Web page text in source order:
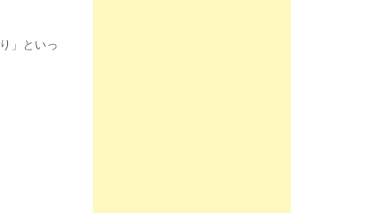
」といっ